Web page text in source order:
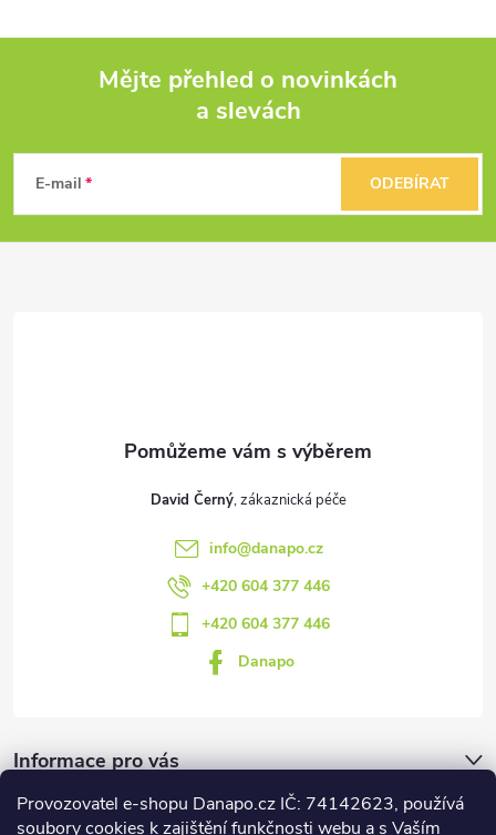
Provozovatel e-shopu Danapo.cz IČ: 74142623, používá
soubory cookies k zajištění funkčnosti webu a s Vaším
p
Mějte přehled o novinkách
a slevách
E-mail ODEBÍRAT
David Černý
info@danapo.cz
+420 604 377 446
+420 604 377 446
Danapo
Informace pro vás
Dotazník